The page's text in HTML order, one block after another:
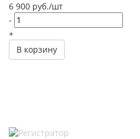
6 900 руб./шт
-
+
В корзину